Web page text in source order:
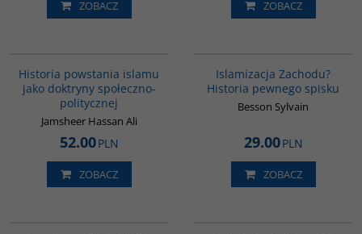
ZOBACZ ZOBACZ
Historia powstania islamu
jako doktryny społeczno-
politycznej
Jamsheer Hassan Ali
52.00PLN
ZOBACZ
Islamizacja Zachodu?
Historia pewnego spisku
Besson Sylvain
29.00PLN
ZOBACZ